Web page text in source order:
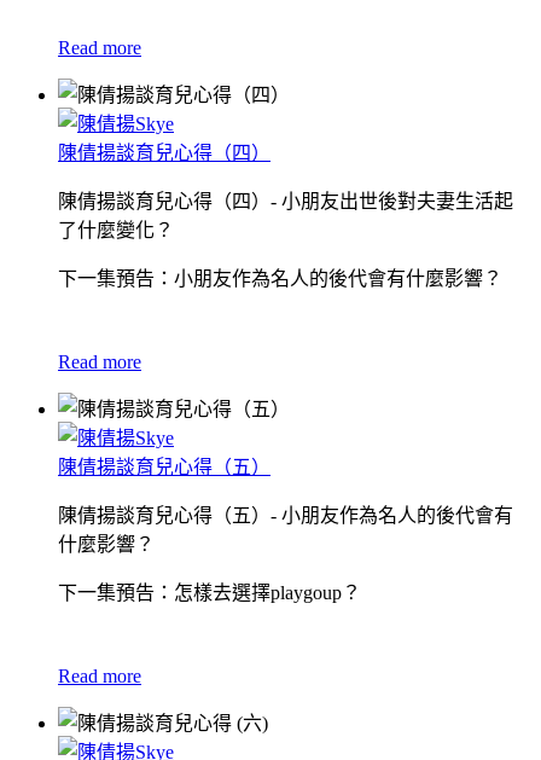
Read more
陳倩揚談育兒心得（四）
陳倩揚談育兒心得（四）- 小朋友出世後對夫妻生活起
了什麼變化？
下一集預告：小朋友作為名人的後代會有什麼影響？
Read more
陳倩揚談育兒心得（五）
陳倩揚談育兒心得（五）- 小朋友作為名人的後代會有
什麼影響？
下一集預告：怎樣去選擇playgoup？
Read more